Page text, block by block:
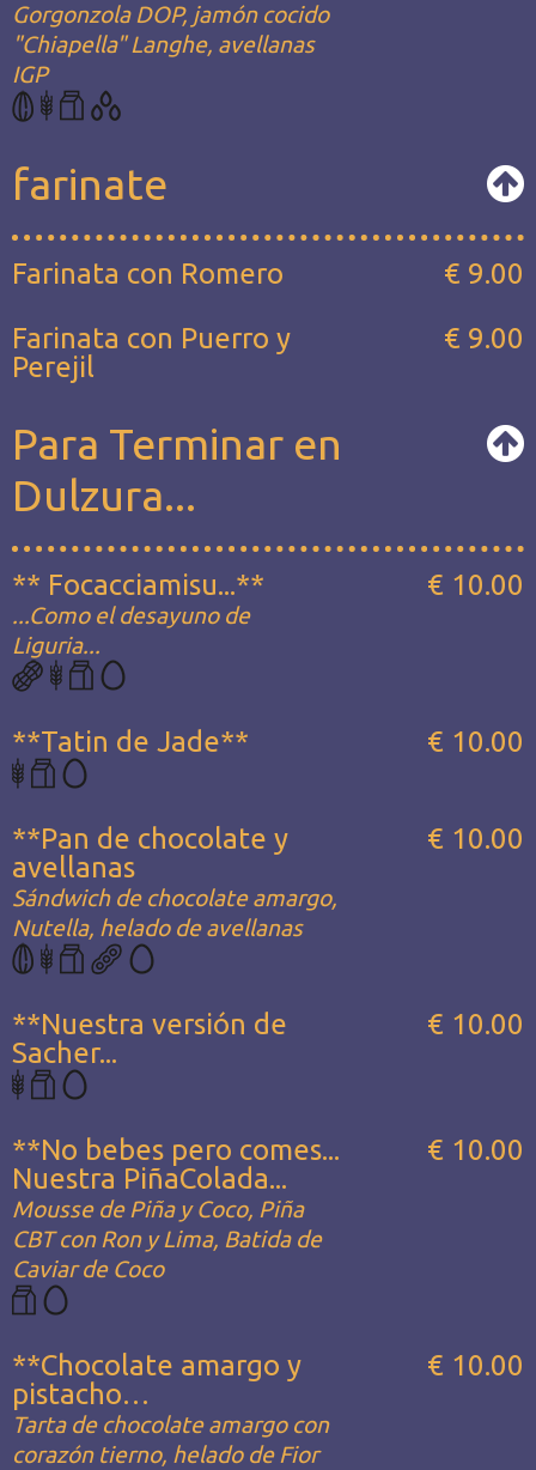
Gorgonzola DOP, jamón cocido
"Chiapella" Langhe, avellanas
IGP
farinate
Farinata con Romero
€ 9.00
Farinata con Puerro y
Perejil
€ 9.00
Para Terminar en
Dulzura...
** Focacciamisu...**
...Como el desayuno de
Liguria...
€ 10.00
**Tatin de Jade** € 10.00
**Pan de chocolate y
avellanas
Sándwich de chocolate amargo,
Nutella, helado de avellanas
€ 10.00
**Nuestra versión de
Sacher...
€ 10.00
**No bebes pero comes...
Nuestra PiñaColada...
Mousse de Piña y Coco, Piña
CBT con Ron y Lima, Batida de
Caviar de Coco
€ 10.00
**Chocolate amargo y
pistacho…
Tarta de chocolate amargo con
corazón tierno, helado de Fior
€ 10.00